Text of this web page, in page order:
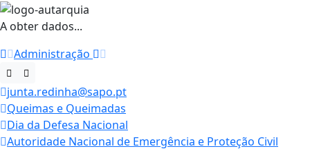
A obter dados...
Administração
junta.redinha@sapo.pt
Queimas e Queimadas
Dia da Defesa Nacional
Autoridade Nacional de Emergência e Proteção Civil